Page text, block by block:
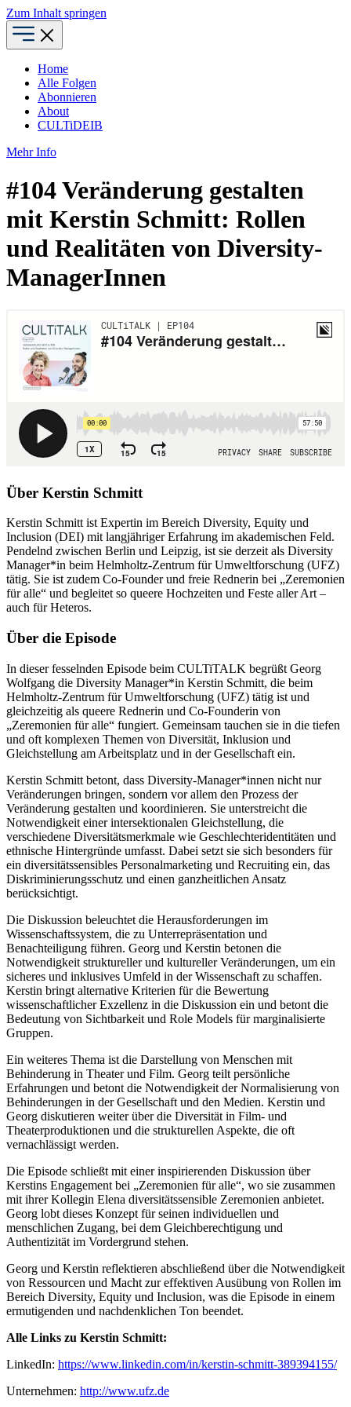
Zum Inhalt springen
Home
Alle Folgen
Abonnieren
About
CULTiDEIB
Mehr Info
#104 Veränderung gestalten
mit Kerstin Schmitt: Rollen
und Realitäten von Diversity-
ManagerInnen
Über Kerstin Schmitt
Kerstin Schmitt ist Expertin im Bereich Diversity, Equity und
Inclusion (DEI) mit langjähriger Erfahrung im akademischen Feld.
Pendelnd zwischen Berlin und Leipzig, ist sie derzeit als Diversity
Manager*in beim Helmholtz-Zentrum für Umweltforschung (UFZ)
tätig. Sie ist zudem Co-Founder und freie Rednerin bei „Zeremonien
für alle“ und begleitet so queere Hochzeiten und Feste aller Art –
auch für Heteros.
Über die Episode
In dieser fesselnden Episode beim CULTiTALK begrüßt Georg
Wolfgang die Diversity Manager*in Kerstin Schmitt, die beim
Helmholtz-Zentrum für Umweltforschung (UFZ) tätig ist und
gleichzeitig als queere Rednerin und Co-Founderin von
„Zeremonien für alle“ fungiert. Gemeinsam tauchen sie in die tiefen
und oft komplexen Themen von Diversität, Inklusion und
Gleichstellung am Arbeitsplatz und in der Gesellschaft ein.
Kerstin Schmitt betont, dass Diversity-Manager*innen nicht nur
Veränderungen bringen, sondern vor allem den Prozess der
Veränderung gestalten und koordinieren. Sie unterstreicht die
Notwendigkeit einer intersektionalen Gleichstellung, die
verschiedene Diversitätsmerkmale wie Geschlechteridentitäten und
ethnische Hintergründe umfasst. Dabei setzt sie sich besonders für
ein diversitätssensibles Personalmarketing und Recruiting ein, das
Diskriminierungsschutz und einen ganzheitlichen Ansatz
berücksichtigt.
Die Diskussion beleuchtet die Herausforderungen im
Wissenschaftssystem, die zu Unterrepräsentation und
Benachteiligung führen. Georg und Kerstin betonen die
Notwendigkeit struktureller und kultureller Veränderungen, um ein
sicheres und inklusives Umfeld in der Wissenschaft zu schaffen.
Kerstin bringt alternative Kriterien für die Bewertung
wissenschaftlicher Exzellenz in die Diskussion ein und betont die
Bedeutung von Sichtbarkeit und Role Models für marginalisierte
Gruppen.
Ein weiteres Thema ist die Darstellung von Menschen mit
Behinderung in Theater und Film. Georg teilt persönliche
Erfahrungen und betont die Notwendigkeit der Normalisierung von
Behinderungen in der Gesellschaft und den Medien. Kerstin und
Georg diskutieren weiter über die Diversität in Film- und
Theaterproduktionen und die strukturellen Aspekte, die oft
vernachlässigt werden.
Die Episode schließt mit einer inspirierenden Diskussion über
Kerstins Engagement bei „Zeremonien für alle“, wo sie zusammen
mit ihrer Kollegin Elena diversitätssensible Zeremonien anbietet.
Georg lobt dieses Konzept für seinen individuellen und
menschlichen Zugang, bei dem Gleichberechtigung und
Authentizität im Vordergrund stehen.
Georg und Kerstin reflektieren abschließend über die Notwendigkeit
von Ressourcen und Macht zur effektiven Ausübung von Rollen im
Bereich Diversity, Equity und Inclusion, was die Episode in einem
ermutigenden und nachdenklichen Ton beendet.
Alle Links zu Kerstin Schmitt:
LinkedIn: https://www.linkedin.com/in/kerstin-schmitt-389394155/
Unternehmen: http://www.ufz.de